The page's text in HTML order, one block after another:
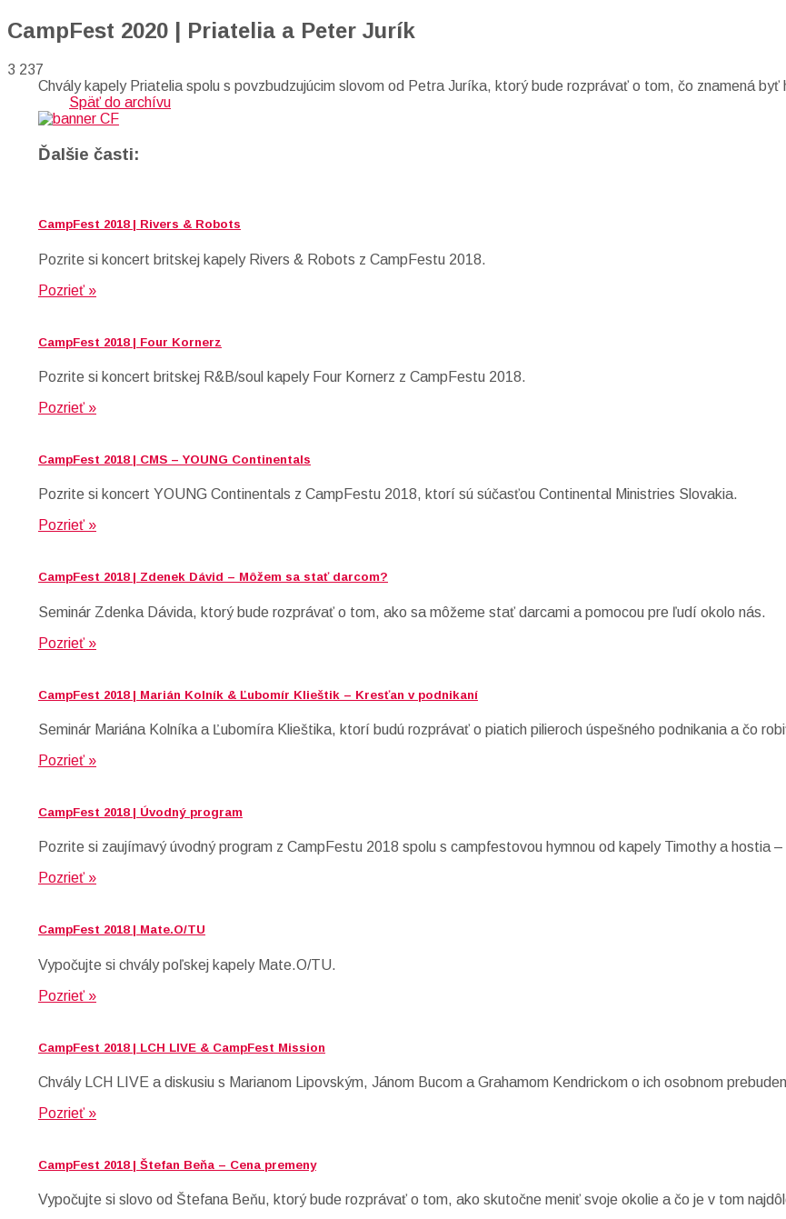
CampFest 2020 | Priatelia a Peter Jurík
3 237
Chvály kapely Priatelia spolu s povzbudzujúcim slovom od Petra Juríka, ktorý bude rozprávať o tom, čo znamená byť
Späť do archívu
Ďalšie časti:
CampFest 2018 | Rivers & Robots
Pozrite si koncert britskej kapely Rivers & Robots z CampFestu 2018.
Pozrieť »
CampFest 2018 | Four Kornerz
Pozrite si koncert britskej R&B/soul kapely Four Kornerz z CampFestu 2018.
Pozrieť »
CampFest 2018 | CMS – YOUNG Continentals
Pozrite si koncert YOUNG Continentals z CampFestu 2018, ktorí sú súčasťou Continental Ministries Slovakia.
Pozrieť »
CampFest 2018 | Zdenek Dávid – Môžem sa stať darcom?
Seminár Zdenka Dávida, ktorý bude rozprávať o tom, ako sa môžeme stať darcami a pomocou pre ľudí okolo nás.
Pozrieť »
CampFest 2018 | Marián Kolník & Ľubomír Klieštik – Kresťan v podnikaní
Seminár Mariána Kolníka a Ľubomíra Klieštika, ktorí budú rozprávať o piatich pilieroch úspešného podnikania a čo
Pozrieť »
CampFest 2018 | Úvodný program
Pozrite si zaujímavý úvodný program z CampFestu 2018 spolu s campfestovou hymnou od kapely Timothy a hostia
Pozrieť »
CampFest 2018 | Mate.O/TU
Vypočujte si chvály poľskej kapely Mate.O/TU.
Pozrieť »
CampFest 2018 | LCH LIVE & CampFest Mission
Chvály LCH LIVE a diskusiu s Marianom Lipovským, Jánom Bucom a Grahamom Kendrickom o ich osobnom
Pozrieť »
CampFest 2018 | Štefan Beňa – Cena premeny
Vypočujte si slovo od Štefana Beňu, ktorý bude rozprávať o tom, ako skutočne meniť svoje okolie a čo je v tom